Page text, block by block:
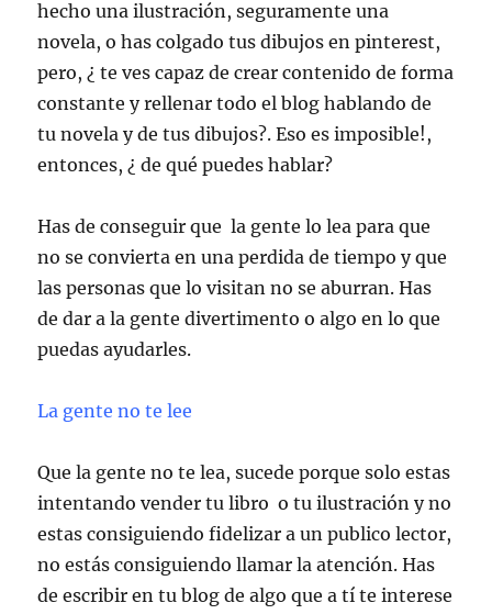
hecho una ilustración, seguramente una
novela, o has colgado tus dibujos en pinterest,
pero, ¿ te ves capaz de crear contenido de forma
constante y rellenar todo el blog hablando de
tu novela y de tus dibujos?. Eso es imposible!,
entonces, ¿ de qué puedes hablar?
Has de conseguir que la gente lo lea para que
no se convierta en una perdida de tiempo y que
las personas que lo visitan no se aburran. Has
de dar a la gente divertimento o algo en lo que
puedas ayudarles.
La gente no te lee
Que la gente no te lea, sucede porque solo estas
intentando vender tu libro o tu ilustración y no
estas consiguiendo fidelizar a un publico lector,
no estás consiguiendo llamar la atención. Has
de escribir en tu blog de algo que a tí te interese